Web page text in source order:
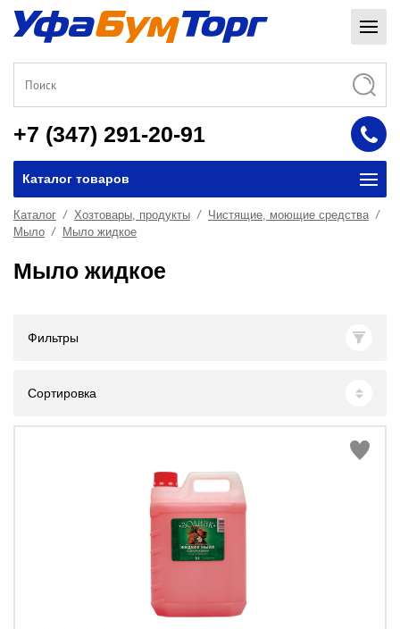
+7 (347) 291-20-91
Каталог товаров
Каталог Хозтовары, продукты
Чистящие, моющие средства
Мыло
Мыло жидкое
Мыло жидкое
Фильтры
Сортировка